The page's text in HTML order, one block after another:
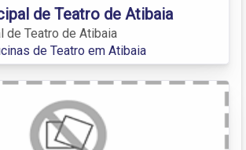
de Teatro de Atibaia
de Teatro de Atibaia
de Teatro em Atibaia